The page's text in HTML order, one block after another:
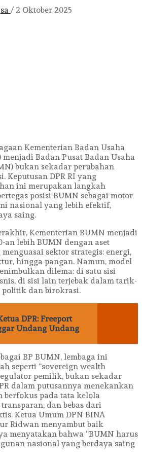
/ 2 Oktober 2025
Kementerian Badan Usaha
Badan Pusat Badan Usaha
bukan sekadar perubahan
Keputusan DPR RI yang
ini merupakan langkah
posisi BUMN sebagai motor
nasional yang lebih efektif,
saing.
Kementerian BUMN menjadi
an lebih BUMN dengan aset
sektor strategis: energi,
hingga pangan. Namun, model
dilema: di satu sisi
di sisi lain terjebak dalam tarik-
dan birokrasi.
DPR: Freeport
Undang Undang
BP BUMN, lembaga ini
seperti “sovereign wealth
pemilik, bukan sekadar
dalam putusannya menekankan
berfokus pada tata kelola
dan bebas dari
Ketua Umum DPN BINA
Ridwan menyambut baik
menyatakan bahwa “BUMN harus
nasional yang berdaya saing